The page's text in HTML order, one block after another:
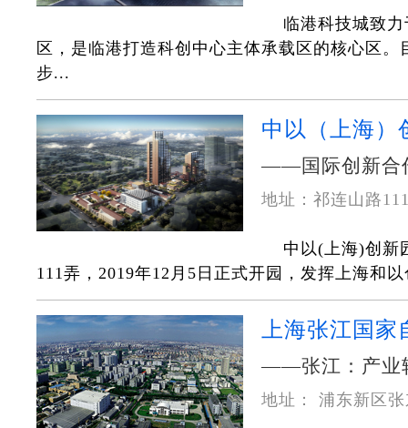
临港科技城致
区，是临港打造科创中心主体承载区的核心区。
步...
中以（上海）
——国际创新合
地址：祁连山路
中以(上海)创新
111弄，2019年12月5日正式开园，发挥上海和
上海张江国
——张江：产业
地址： 浦东新区